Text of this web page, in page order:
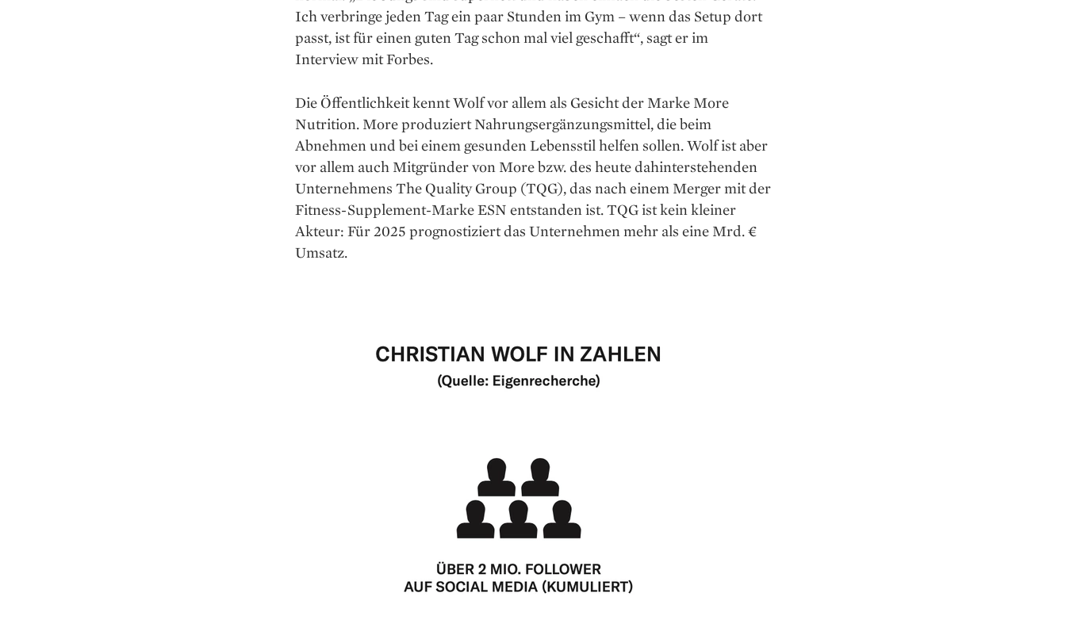
Ich verbringe jeden Tag ein paar Stunden im Gym – wenn das Setup dort
passt, ist für einen guten Tag schon mal viel geschafft“, sagt er im
Interview mit Forbes.
Die Öffentlichkeit kennt Wolf vor allem als Gesicht der Marke More
Nutrition. More produziert Nahrungsergänzungsmittel, die beim
Abnehmen und bei einem gesunden Lebensstil helfen sollen. Wolf ist aber
vor allem auch Mitgründer von More bzw. des heute dahinterstehenden
Unternehmens The Quality Group (TQG), das nach einem Merger mit der
Fitness-Supplement-Marke ESN entstanden ist. TQG ist kein kleiner
Akteur: Für 2025 prognostiziert das Unternehmen mehr als eine Mrd. €
Umsatz.